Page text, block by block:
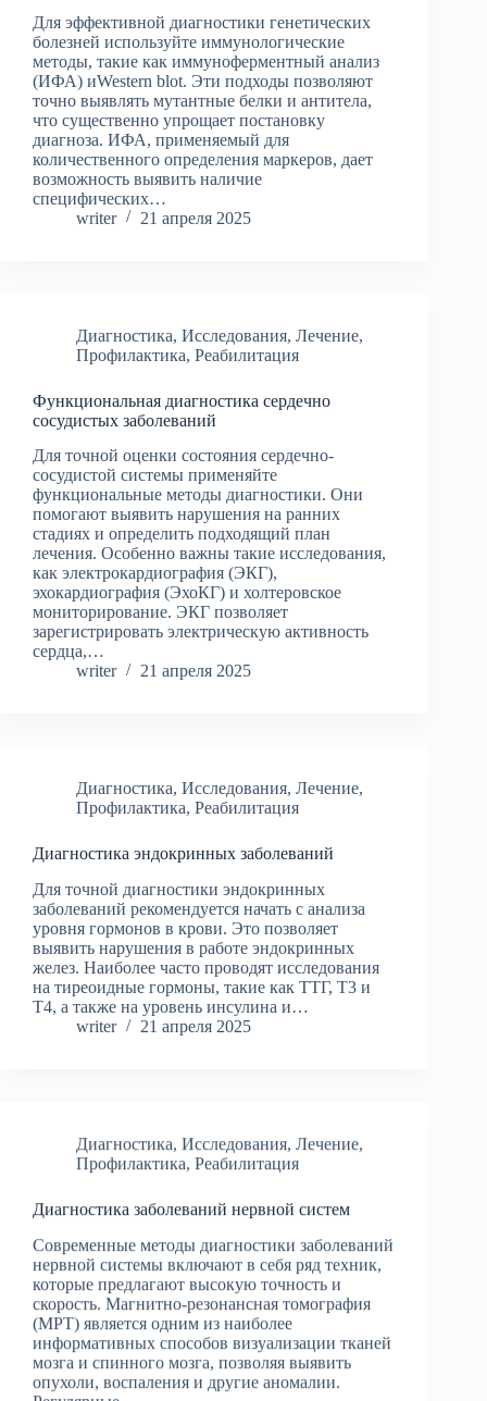
Для эффективной диагностики генетических
болезней используйте иммунологические
методы, такие как иммуноферментный анализ
(ИФА) иWestern blot. Эти подходы позволяют
точно выявлять мутантные белки и антитела,
что существенно упрощает постановку
диагноза. ИФА, применяемый для
количественного определения маркеров, дает
возможность выявить наличие
специфических…
writer
21 апреля 2025
Диагностика, Исследования, Лечение,
Профилактика, Реабилитация
Функциональная диагностика сердечно
сосудистых заболеваний
Для точной оценки состояния сердечно-
сосудистой системы применяйте
функциональные методы диагностики. Они
помогают выявить нарушения на ранних
стадиях и определить подходящий план
лечения. Особенно важны такие исследования,
как электрокардиография (ЭКГ),
эхокардиография (ЭхоКГ) и холтеровское
мониторирование. ЭКГ позволяет
зарегистрировать электрическую активность
сердца,…
writer
21 апреля 2025
Диагностика, Исследования, Лечение,
Профилактика, Реабилитация
Диагностика эндокринных заболеваний
Для точной диагностики эндокринных
заболеваний рекомендуется начать с анализа
уровня гормонов в крови. Это позволяет
выявить нарушения в работе эндокринных
желез. Наиболее часто проводят исследования
на тиреоидные гормоны, такие как ТТГ, Т3 и
Т4, а также на уровень инсулина и…
writer
21 апреля 2025
Диагностика, Исследования, Лечение,
Профилактика, Реабилитация
Диагностика заболеваний нервной систем
Современные методы диагностики заболеваний
нервной системы включают в себя ряд техник,
которые предлагают высокую точность и
скорость. Магнитно-резонансная томография
(МРТ) является одним из наиболее
информативных способов визуализации тканей
мозга и спинного мозга, позволяя выявить
опухоли, воспаления и другие аномалии.